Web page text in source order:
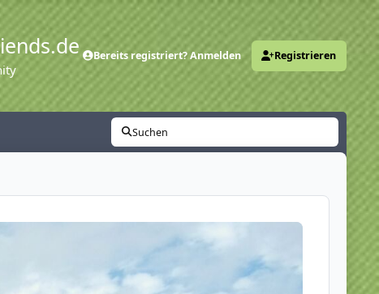
Bereits registriert? Anmelden Registrieren
Suchen